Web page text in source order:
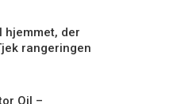
hjemmet, der
rangeringen
Oil –